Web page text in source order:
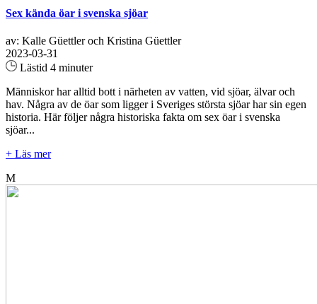
Sex kända öar i svenska sjöar
av: Kalle Güettler och Kristina Güettler
2023-03-31
Lästid 4 minuter
Människor har alltid bott i närheten av vatten, vid sjöar, älvar och
hav. Några av de öar som ligger i Sveriges största sjöar har sin egen
historia. Här följer några historiska fakta om sex öar i svenska
sjöar...
+ Läs mer
M